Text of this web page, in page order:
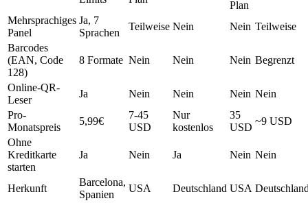
Plan
Mehrsprachiges
Panel
Ja, 7
Sprachen
Teilweise Nein Nein Teilweise
Barcodes
(EAN, Code
128)
8 Formate Nein Nein Nein Begrenzt
Online-QR-
Leser
Ja Nein Nein Nein Nein
Pro-
Monatspreis
5,99€
7-45
USD
Nur
kostenlos
35
USD
~9 USD
Ohne
Kreditkarte
starten
Ja Nein Ja Nein Nein
Herkunft
Barcelona,
Spanien
USA Deutschland USA